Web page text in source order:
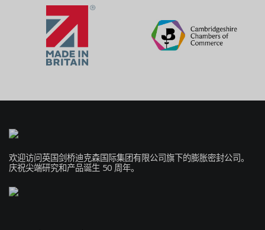
欢迎访问英国剑桥迪克森国际集团有限公司旗下的膨胀密封公司。
庆祝尖端研究和产品诞生 50 周年。